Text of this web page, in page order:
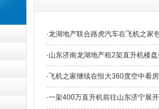
·龙湖地产联合路虎汽车在飞机之家
·山东济南龙湖地产租2架直升机楼
·飞机之家继续在恒大360度空中看房
·一架400万直升机前往山东济宁展